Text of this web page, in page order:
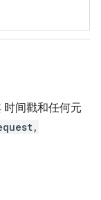
间戳和任何元